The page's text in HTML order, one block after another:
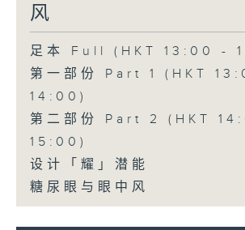
风
足本 Full (HKT 13:00 -
第一部份 Part 1 (HKT
14:00)
第二部份 Part 2 (HKT
15:00)
设计「耀」潜能
糖尿眼与眼中风